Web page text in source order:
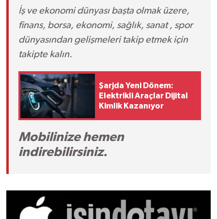
İş ve ekonomi dünyası başta olmak üzere,
finans, borsa, ekonomi, sağlık, sanat , spor
dünyasından gelişmeleri takip etmek için
takipte kalın.
Şarjda Yeni Dönem:
Elektrikli Araçlar Dijital
Kimlik Kazanıyor
Mobilinize hemen
indirebilirsiniz.